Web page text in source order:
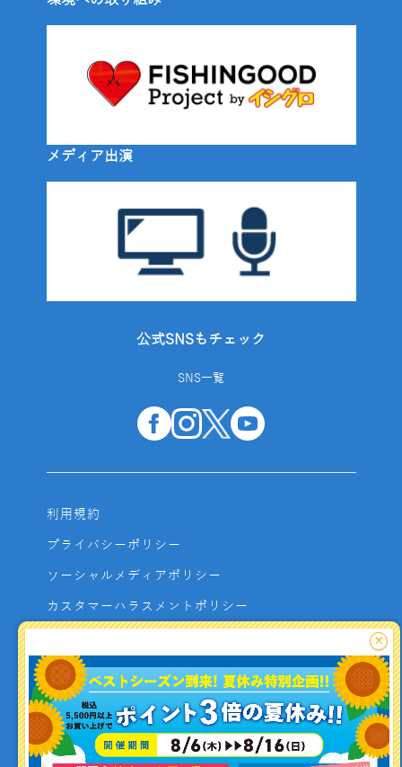
メディア出演
公式SNSもチェック
SNS一覧
利用規約
プライバシーポリシー
ソーシャルメディアポリシー
カスタマーハラスメントポリシー
よくあるご質問
お問い合わせ
利用者資金の保全方法
×